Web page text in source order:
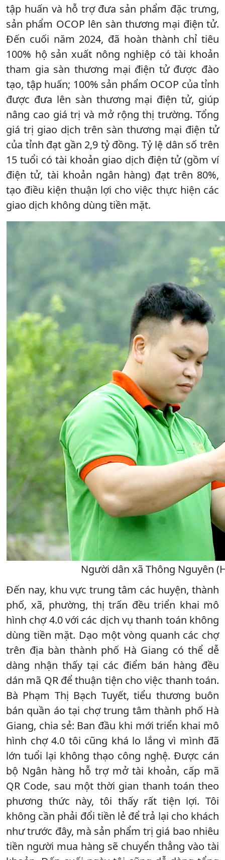
tập huấn và hỗ trợ đưa sản phẩm đặc trưng,
sản phẩm OCOP lên sàn thương mại điện tử.
Đến cuối năm 2024, đã hoàn thành chỉ tiêu
100% hộ sản xuất nông nghiệp có tài khoản
tham gia sàn thương mại điện tử được đào
tạo, tập huấn; 100% sản phẩm OCOP của tỉnh
được đưa lên sàn thương mại điện tử, giúp
nâng cao giá trị và mở rộng thị trường. Tổng
giá trị giao dịch trên sàn thương mại điện tử
của tỉnh đạt gần 2,9 tỷ đồng. Tỷ lệ dân số trên
15 tuổi có tài khoản giao dịch điện tử (gồm ví
điện tử, tài khoản ngân hàng) đạt trên 80%,
tạo điều kiện thuận lợi cho việc thực hiện các
giao dịch không dùng tiền mặt.
Người dân xã Thông Nguyên
Đến nay, khu vực trung tâm các huyện, thành
phố, xã, phường, thị trấn đều triển khai mô
hình chợ 4.0 với các dịch vụ thanh toán không
dùng tiền mặt. Dạo một vòng quanh các chợ
trên địa bàn thành phố Hà Giang có thể dễ
dàng nhận thấy tại các điểm bán hàng đều
dán mã QR để thuận tiện cho việc thanh toán.
Bà Phạm Thị Bạch Tuyết, tiểu thương buôn
bán quần áo tại chợ trung tâm thành phố Hà
Giang, chia sẻ: Ban đầu khi mới triển khai mô
hình chợ 4.0 tôi cũng khá lo lắng vì mình đã
lớn tuổi lại không thạo công nghệ. Được cán
bộ Ngân hàng hỗ trợ mở tài khoản, cấp mã
QR Code, sau một thời gian thanh toán theo
phương thức này, tôi thấy rất tiện lợi. Tôi
không cần phải đổi tiền lẻ để trả lại cho khách
như trước đây, mà sản phẩm trị giá bao nhiêu
tiền người mua hàng sẽ chuyển thẳng vào tài